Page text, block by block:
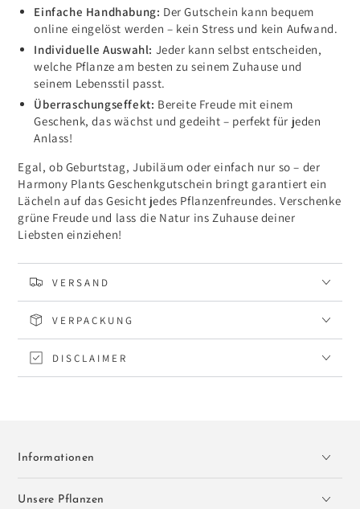
Einfache Handhabung: Der Gutschein kann bequem
online eingelöst werden – kein Stress und kein Aufwand.
Individuelle Auswahl: Jeder kann selbst entscheiden,
welche Pflanze am besten zu seinem Zuhause und
seinem Lebensstil passt.
Überraschungseffekt: Bereite Freude mit einem
Geschenk, das wächst und gedeiht – perfekt für jeden
Anlass!
Egal, ob Geburtstag, Jubiläum oder einfach nur so – der
Harmony Plants Geschenkgutschein bringt garantiert ein
Lächeln auf das Gesicht jedes Pflanzenfreundes. Verschenke
grüne Freude und lass die Natur ins Zuhause deiner
Liebsten einziehen!
VERSAND
VERPACKUNG
DISCLAIMER
Informationen
Unsere Pflanzen